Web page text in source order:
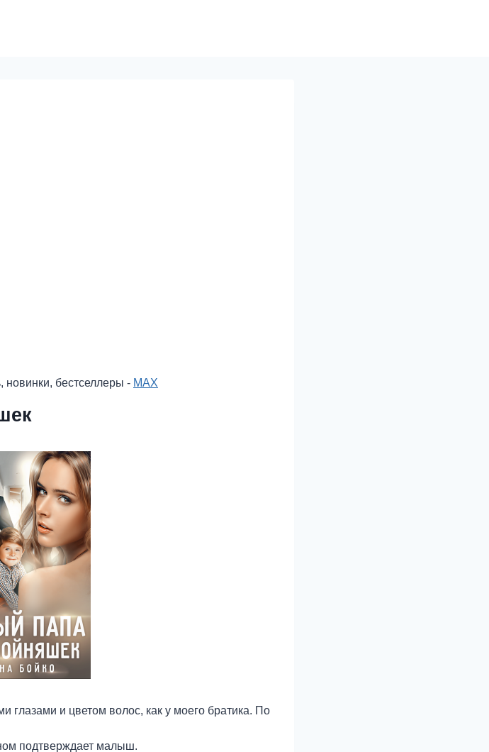
новинки, бестселлеры - MAX
и цветом волос, как у моего братика. По
подтверждает малыш.